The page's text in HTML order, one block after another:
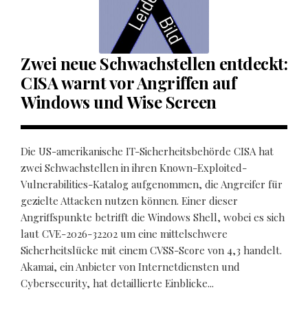
Zwei neue Schwachstellen entdeckt:
CISA warnt vor Angriffen auf
Windows und Wise Screen
Die US-amerikanische IT-Sicherheitsbehörde CISA hat
zwei Schwachstellen in ihren Known-Exploited-
Vulnerabilities-Katalog aufgenommen, die Angreifer für
gezielte Attacken nutzen können. Einer dieser
Angriffspunkte betrifft die Windows Shell, wobei es sich
laut CVE-2026-32202 um eine mittelschwere
Sicherheitslücke mit einem CVSS-Score von 4,3 handelt.
Akamai, ein Anbieter von Internetdiensten und
Cybersecurity, hat detaillierte Einblicke...